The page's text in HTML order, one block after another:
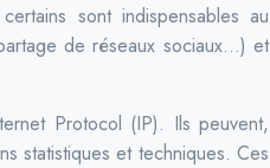
sont indispensables au
de réseaux sociaux…) et
Protocol (IP). Ils peuvent,
statistiques et techniques. Ces